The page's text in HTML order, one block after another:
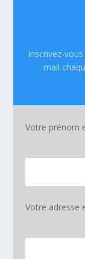
Inscrivez-
mail
Votre prénom
Votre adresse